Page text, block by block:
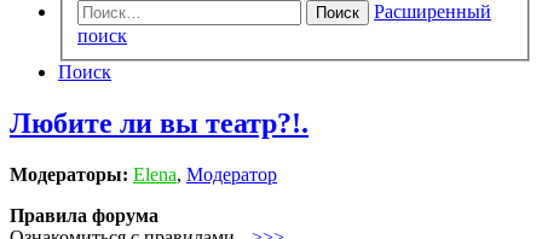
Поиск
Расширенный
поиск
Поиск
Любите ли вы театр?!.
Модераторы: Elena, Модератор
Правила форума